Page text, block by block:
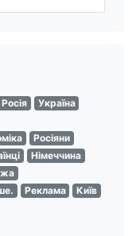
Росія
Україна
Росіяни
Німеччина
Реклама
Київ